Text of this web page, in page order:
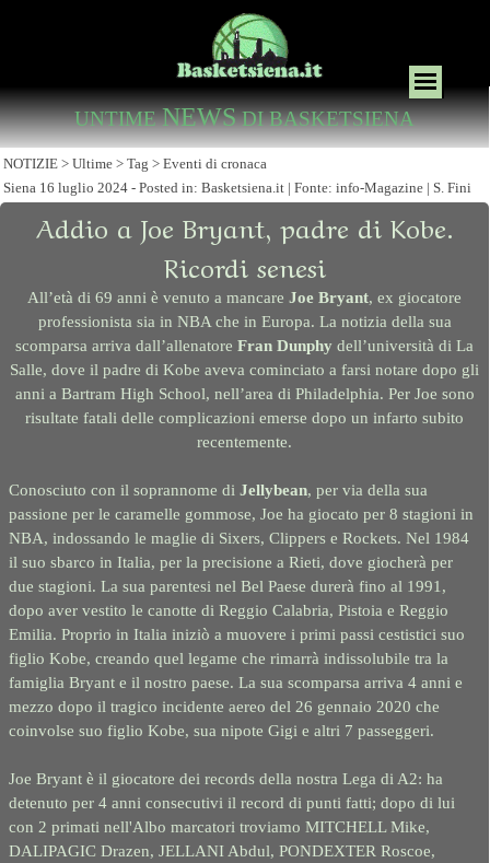
UNTIMENEWSDI BASKETSIENA
NOTIZIE > Ultime > Tag > Eventi di cronaca
Siena 16 luglio 2024 - Posted in: Basketsiena.it | Fonte: info-Magazine | S. Fini
Addio a Joe Bryant, padre di Kobe.
Ricordi senesi
All’età di 69 anni è venuto a mancareJoe Bryant, ex giocatore
professionista sia in NBA che in Europa. La notizia della sua
scomparsa arriva dall’allenatoreFran Dunphy dell’università di La
Salle, dove il padre di Kobe aveva cominciato a farsi notare dopo gli
anni a Bartram High School, nell’area di Philadelphia. Per Joe sono
risultate fatali delle complicazioni emerse dopo un infarto subito
recentemente.
Conosciuto con il soprannome di Jellybean, per via della sua
passione per le caramelle gommose, Joe ha giocato per 8 stagioni in
NBA, indossando le maglie di Sixers, Clippers e Rockets. Nel 1984
il suo sbarco in Italia, per la precisione a Rieti, dove giocherà per
due stagioni. La sua parentesi nel Bel Paese durerà fino al 1991,
dopo aver vestito le canotte di Reggio Calabria, Pistoia e Reggio
Emilia. Proprio in Italia iniziò a muovere i primi passi cestistici suo
figlio Kobe, creando quel legame che rimarrà indissolubile tra la
famiglia Bryant e il nostro paese. La sua scomparsa arriva 4 anni e
mezzo dopo il tragico incidente aereo del 26 gennaio 2020 che
coinvolse suo figlio Kobe, sua nipote Gigi e altri 7 passeggeri.
Joe Bryant è il giocatore dei records della nostra Lega di A2: ha
detenuto per 4 anni consecutivi il record di punti fatti; dopo di lui
con 2 primati nell'Albo marcatori troviamo MITCHELL Mike,
DALIPAGIC Drazen, JELLANI Abdul, PONDEXTER Roscoe,